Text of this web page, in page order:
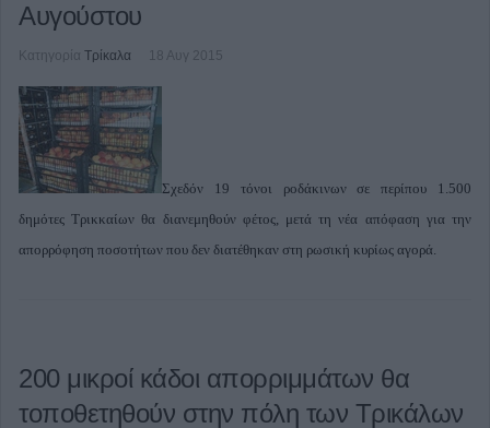
Αυγούστου
Κατηγορία Τρίκαλα 18 Αυγ 2015
Σχεδόν 19 τόνοι ροδάκινων σε περίπου 1.500
δημότες Τρικκαίων θα διανεμηθούν φέτος, μετά τη νέα απόφαση για την
απορρόφηση ποσοτήτων που δεν διατέθηκαν στη ρωσική κυρίως αγορά.
200 μικροί κάδοι απορριμμάτων θα
τοποθετηθούν στην πόλη των Τρικάλων